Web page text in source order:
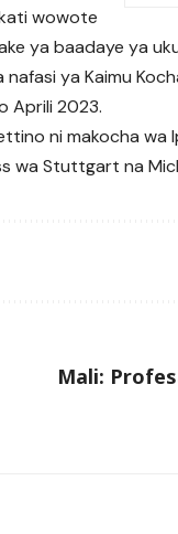
wowote
ya baadaye ya
ya Kaimu
Aprili 2023.
ni makocha wa
wa Stuttgart na
Mali: